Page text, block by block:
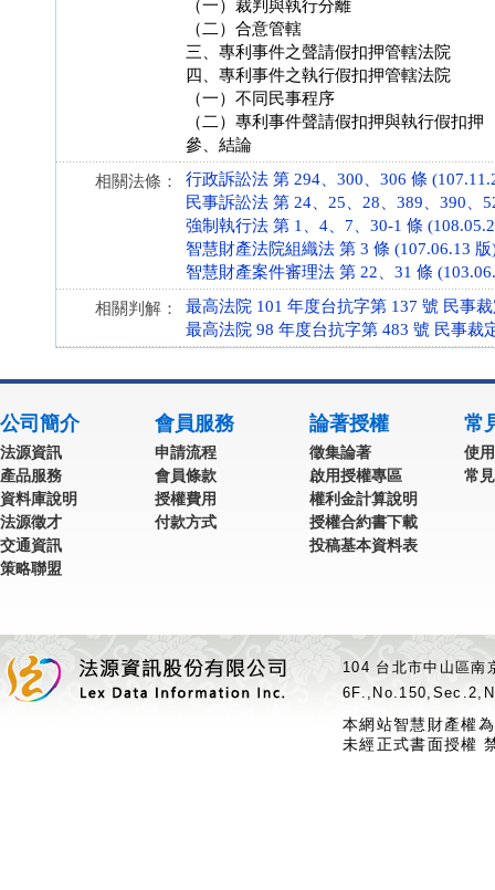
（一）裁判與執行分離
（二）合意管轄
三、專利事件之聲請假扣押管轄法院
四、專利事件之執行假扣押管轄法院
（一）不同民事程序
（二）專利事件聲請假扣押與執行假扣押
參、結論
相關法條：
行政訴訟法 第 294、300、306 條
民事訴訟法 第 24、25、28、389、390、
強制執行法 第 1、4、7、30-1 條
智慧財產法院組織法 第 3 條 (107.06.13 版
智慧財產案件審理法 第 22、31 條
相關判解：
最高法院 101 年度台抗字第 137 號 民事
最高法院 98 年度台抗字第 483 號 民事裁
公司簡介
法源資訊
產品服務
資料庫說明
法源徵才
交通資訊
策略聯盟
會員服務
申請流程
會員條款
授權費用
付款方式
論著授權
徵集論著
啟用授權專區
權利金計算說明
授權合約書下載
投稿基本資料表
常
使
常
104 台北市中山區
本網站智慧財產權
未經正式書面授權